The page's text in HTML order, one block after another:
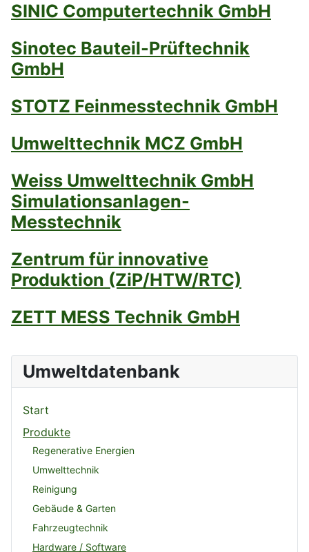
SINIC Computertechnik GmbH
Sinotec Bauteil-Prüftechnik
GmbH
STOTZ Feinmesstechnik GmbH
Umwelttechnik MCZ GmbH
Weiss Umwelttechnik GmbH
Simulationsanlagen-
Messtechnik
Zentrum für innovative
Produktion (ZiP/HTW/RTC)
ZETT MESS Technik GmbH
Umweltdatenbank
Start
Produkte
Regenerative Energien
Umwelttechnik
Reinigung
Gebäude & Garten
Fahrzeugtechnik
Hardware / Software